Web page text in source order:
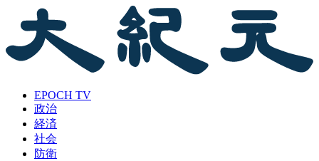
EPOCH TV
政治
経済
社会
防衛